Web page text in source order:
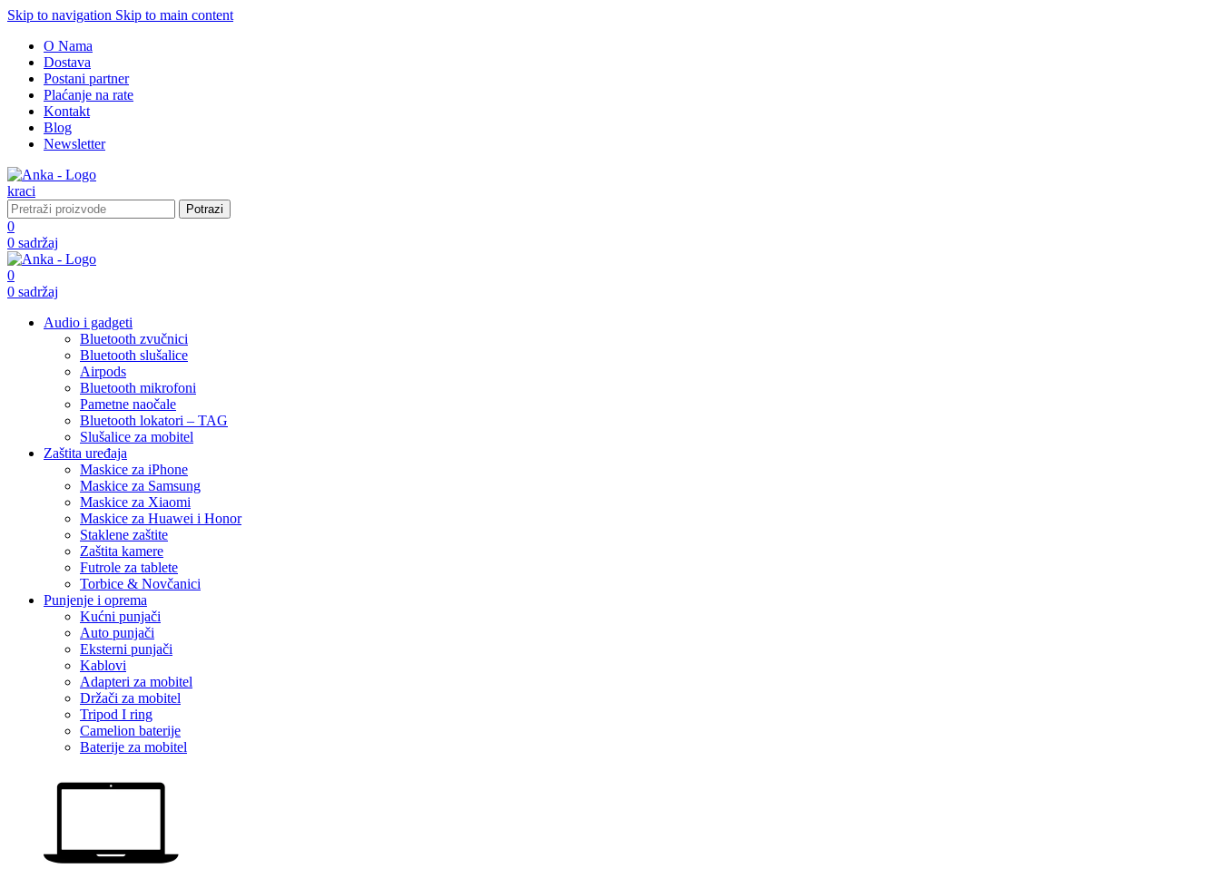
Skip to navigation Skip to main content
O Nama
Dostava
Postani partner
Plaćanje na rate
Kontakt
Blog
Newsletter
Potrazi
0
0 sadržaj
0
0 sadržaj
Audio i gadgeti
Bluetooth zvučnici
Bluetooth slušalice
Airpods
Bluetooth mikrofoni
Pametne naočale
Bluetooth lokatori – TAG
Slušalice za mobitel
Zaštita uređaja
Maskice za iPhone
Maskice za Samsung
Maskice za Xiaomi
Maskice za Huawei i Honor
Staklene zaštite
Zaštita kamere
Futrole za tablete
Torbice & Novčanici
Punjenje i oprema
Kućni punjači
Auto punjači
Eksterni punjači
Kablovi
Adapteri za mobitel
Držači za mobitel
Tripod I ring
Camelion baterije
Baterije za mobitel